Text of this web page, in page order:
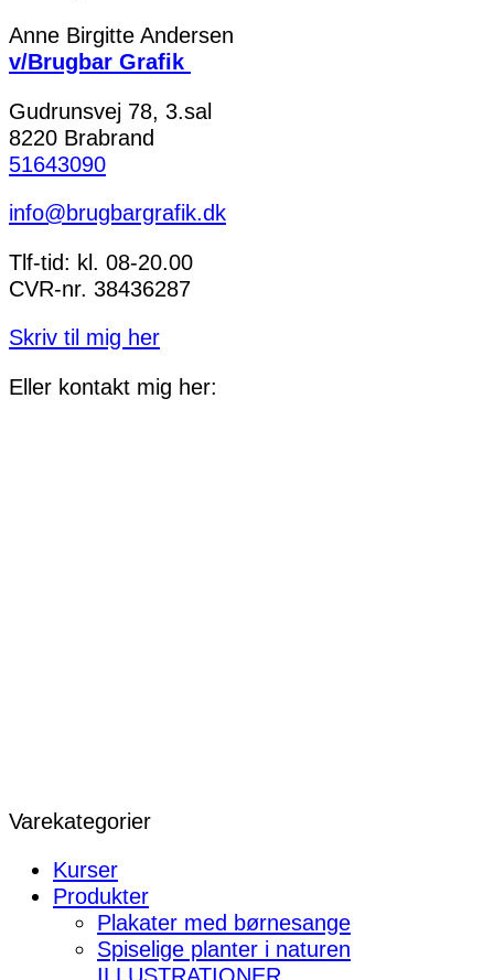
Anne Birgitte Andersen
v/Brugbar Grafik
Gudrunsvej 78, 3.sal
8220 Brabrand
51643090
info@brugbargrafik.dk
Tlf-tid: kl. 08-20.00
CVR-nr. 38436287
Skriv til mig her
Eller kontakt mig her:
Varekategorier
Kurser
Produkter
Plakater med børnesange
Spiselige planter i naturen